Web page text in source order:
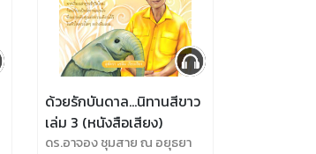
ด้วยรักบันดาล...นิทานสีขาว
เล่ม 3 (หนังสือเสียง)
ดร.อาจอง ชุมสาย ณ อยุธยา